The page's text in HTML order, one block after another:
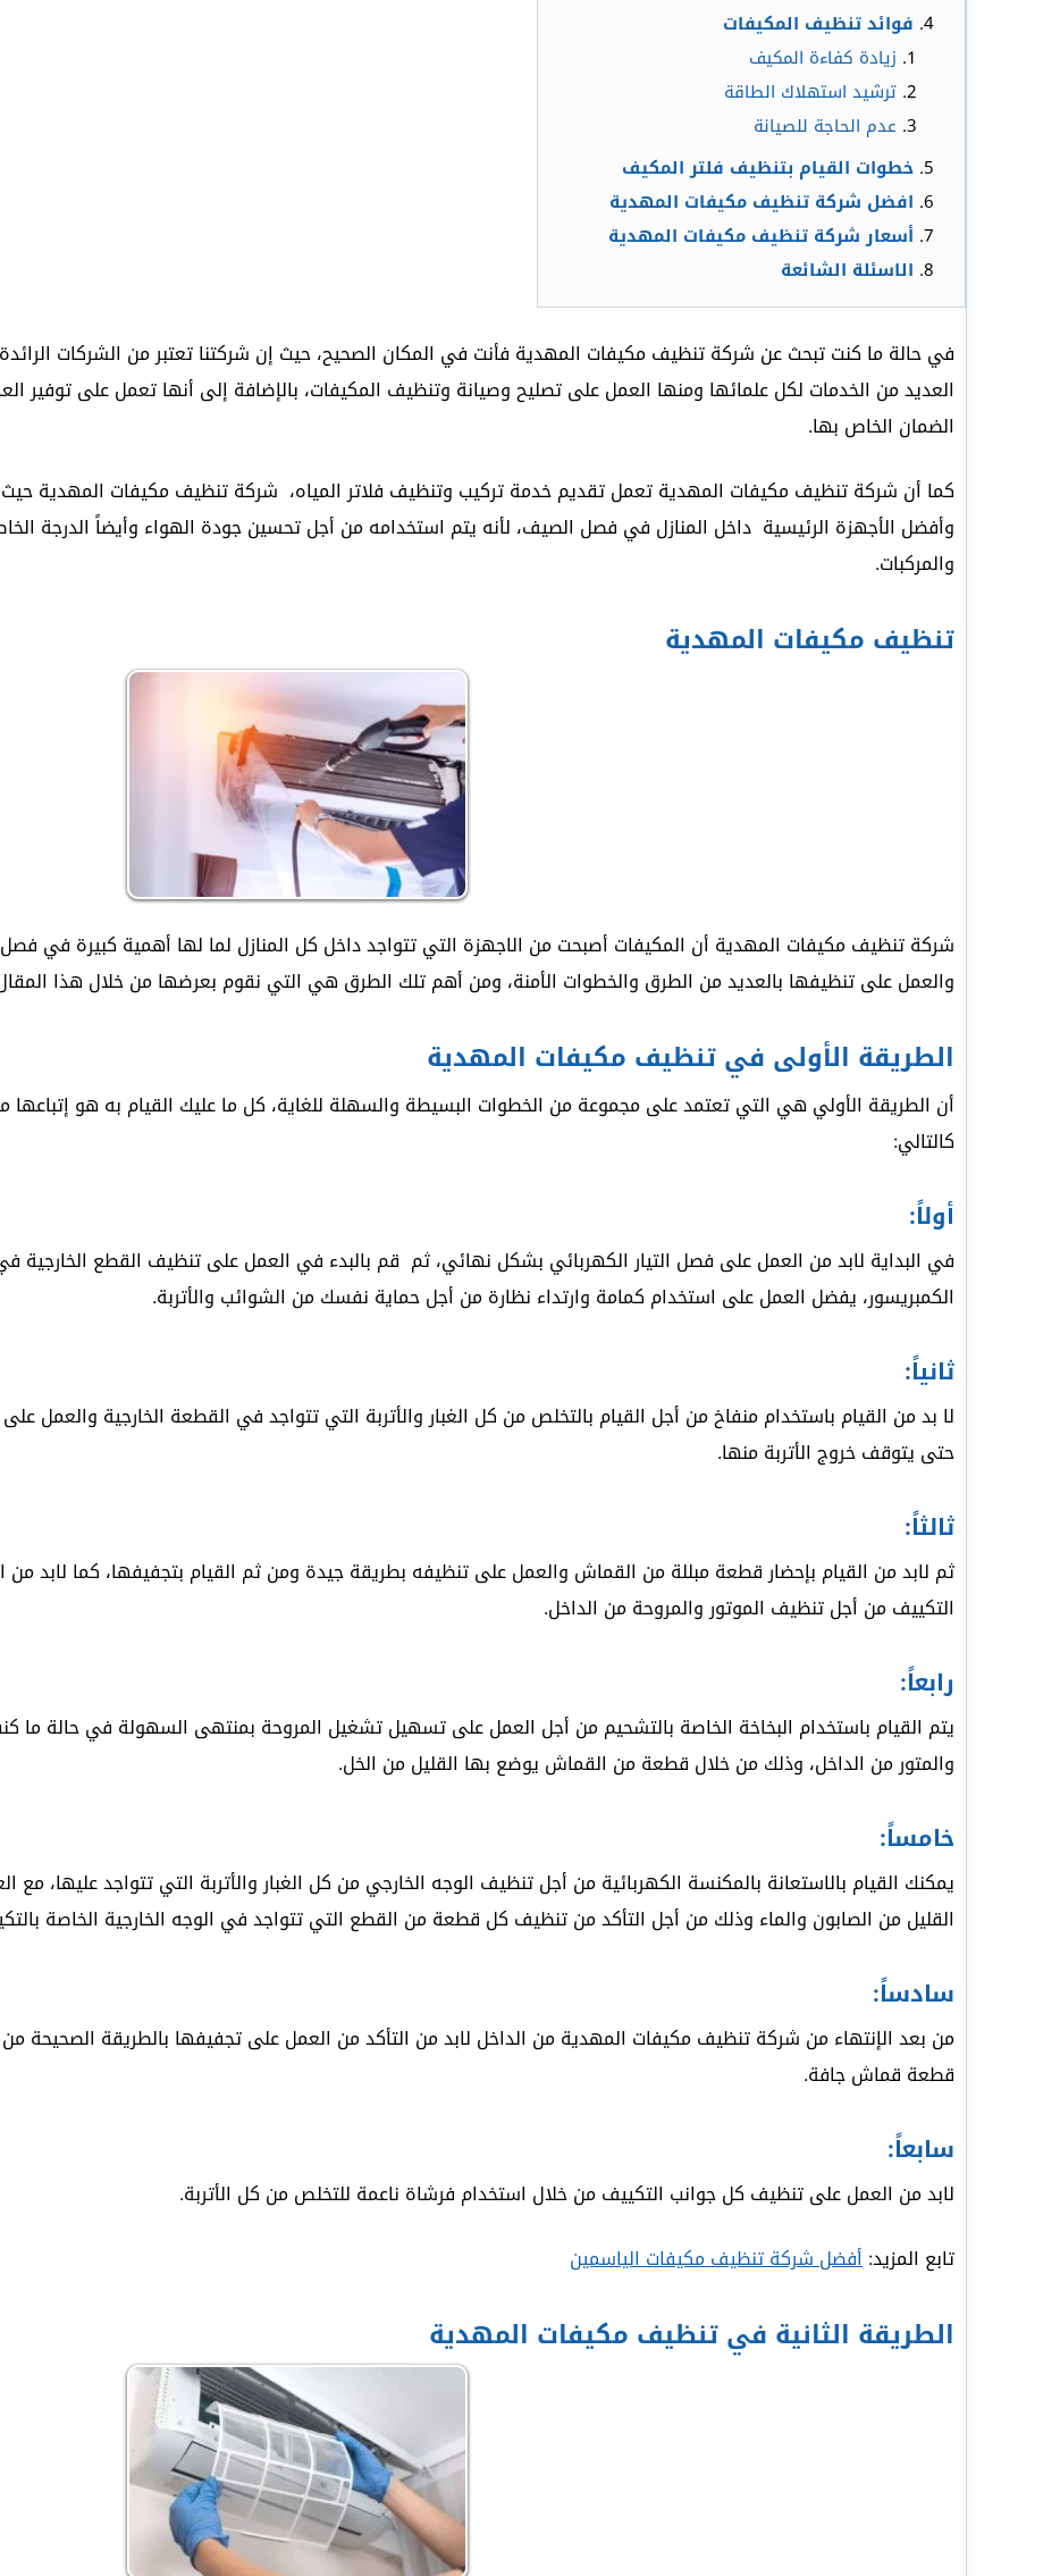
فوائد تنظيف المكيفات
زيادة كفاءة المكيف
ترشيد استهلاك الطاقة
عدم الحاجة للصيانة
خطوات القيام بتنظيف فلتر المكيف
افضل شركة تنظيف مكيفات المهدية
أسعار شركة تنظيف مكيفات المهدية
الاسئلة الشائعة
في حالة ما كنت تبحث عن شركة تنظيف مكيفات المهدية فأنت في المكان الصحيح، حيث إن شركتنا تعتبر من الشركات
العديد من الخدمات لكل علمائها ومنها العمل على تصليح وصيانة وتنظيف المكيفات، بالإضافة إلى أنها تعمل على توفير
الضمان الخاص بها.
كما أن شركة تنظيف مكيفات المهدية تعمل تقديم خدمة تركيب وتنظيف فلاتر المياه، شركة تنظيف مكيفات المهدية
وأفضل الأجهزة الرئيسية داخل المنازل في فصل الصيف، لأنه يتم استخدامه من أجل تحسين جودة الهواء وأيضاً الدرجة
والمركبات.
تنظيف مكيفات المهدية
شركة تنظيف مكيفات المهدية أن المكيفات أصبحت من الاجهزة التي تتواجد داخل كل المنازل لما لها أهمية كبيرة في فصل
والعمل على تنظيفها بالعديد من الطرق والخطوات الأمنة، ومن أهم تلك الطرق هي التي نقوم بعرضها من خلال هذا
الطريقة الأولى في تنظيف مكيفات المهدية
أن الطريقة الأولي هي التي تعتمد على مجموعة من الخطوات البسيطة والسهلة للغاية، كل ما عليك القيام به هو
كالتالي:
أولاً:
في البداية لابد من العمل على فصل التيار الكهربائي بشكل نهائي، ثم قم بالبدء في العمل على تنظيف القطع الخارجية
الكمبريسور، يفضل العمل على استخدام كمامة وارتداء نظارة من أجل حماية نفسك من الشوائب والأتربة.
ثانياً:
لا بد من القيام باستخدام منفاخ من أجل القيام بالتخلص من كل الغبار والأتربة التي تتواجد في القطعة الخارجية والعمل
حتى يتوقف خروج الأتربة منها.
ثالثاً:
ثم لابد من القيام بإحضار قطعة مبللة من القماش والعمل على تنظيفه بطريقة جيدة ومن ثم القيام بتجفيفها، كما لابد من
التكييف من أجل تنظيف الموتور والمروحة من الداخل.
رابعاً:
يتم القيام باستخدام البخاخة الخاصة بالتشحيم من أجل العمل على تسهيل تشغيل المروحة بمنتهى السهولة في حالة ما
والمتور من الداخل، وذلك من خلال قطعة من القماش يوضع بها القليل من الخل.
خامساً:
يمكنك القيام بالاستعانة بالمكنسة الكهربائية من أجل تنظيف الوجه الخارجي من كل الغبار والأتربة التي تتواجد عليها،
القليل من الصابون والماء وذلك من أجل التأكد من تنظيف كل قطعة من القطع التي تتواجد في الوجه الخارجية الخاصة
سادساً:
من بعد الإنتهاء من شركة تنظيف مكيفات المهدية من الداخل لابد من التأكد من العمل على تجفيفها بالطريقة الصحيحة
قطعة قماش جافة.
سابعاً:
لابد من العمل على تنظيف كل جوانب التكييف من خلال استخدام فرشاة ناعمة للتخلص من كل الأتربة.
تابع المزيد:أفضل شركة تنظيف مكيفات الياسمين
الطريقة الثانية في تنظيف مكيفات المهدية